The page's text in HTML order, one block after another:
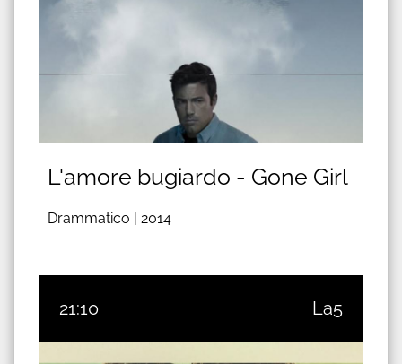
L'amore bugiardo - Gone Girl
Drammatico | 2014
21:10 La5